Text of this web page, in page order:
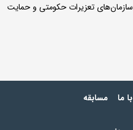
تعزیرات حکومتی و حمایت
ما مسابقه